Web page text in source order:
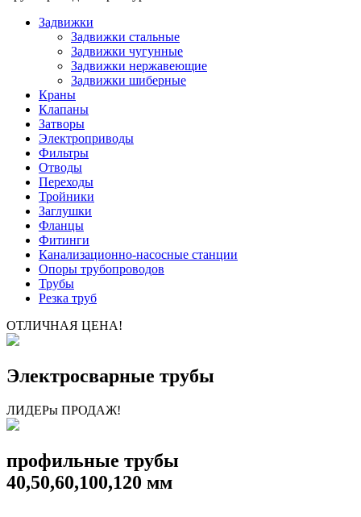
Задвижки
Задвижки стальные
Задвижки чугунные
Задвижки нержавеющие
Задвижки шиберные
Краны
Клапаны
Затворы
Электроприводы
Фильтры
Отводы
Переходы
Тройники
Заглушки
Фланцы
Фитинги
Канализационно-насосные станции
Опоры трубопроводов
Трубы
Резка труб
ОТЛИЧНАЯ ЦЕНА!
Электросварные трубы
ЛИДЕРы ПРОДАЖ!
профильные трубы
40,50,60,100,120 мм